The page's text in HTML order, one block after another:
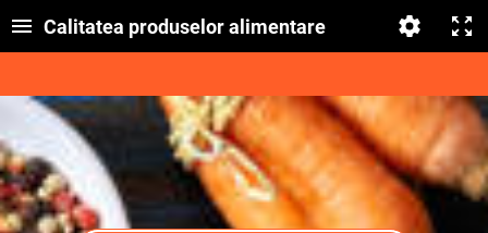
Calitatea produselor alimentare